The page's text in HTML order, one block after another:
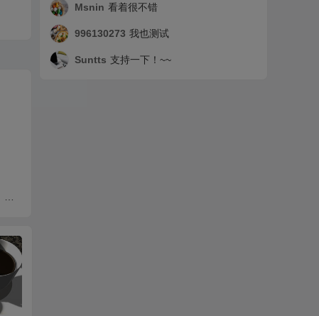
Msnin 看着很不错
996130273 我也测试
Suntts 支持一下！~~